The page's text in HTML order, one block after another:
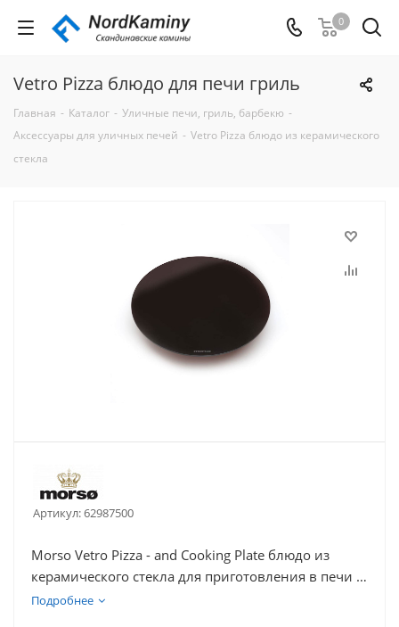
0
Vetro Pizza блюдо для печи гриль
Главная - Каталог - Уличные печи, гриль, барбекю -
Аксессуары для уличных печей - Vetro Pizza блюдо из керамического
стекла
Артикул:62987500
Morso Vetro Pizza - and Cooking Plate блюдо из
керамического стекла для приготовления в печи и
сервировки стола.
Подробнее